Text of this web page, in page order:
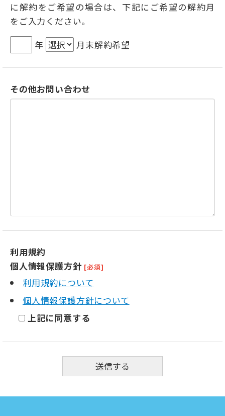
に解約をご希望の場合は、下記にご希望の解約月
をご入力ください。
年
月末解約希望
その他お問い合わせ
利用規約
個人情報保護方針 [必須]
利用規約について
個人情報保護方針について
上記に同意する